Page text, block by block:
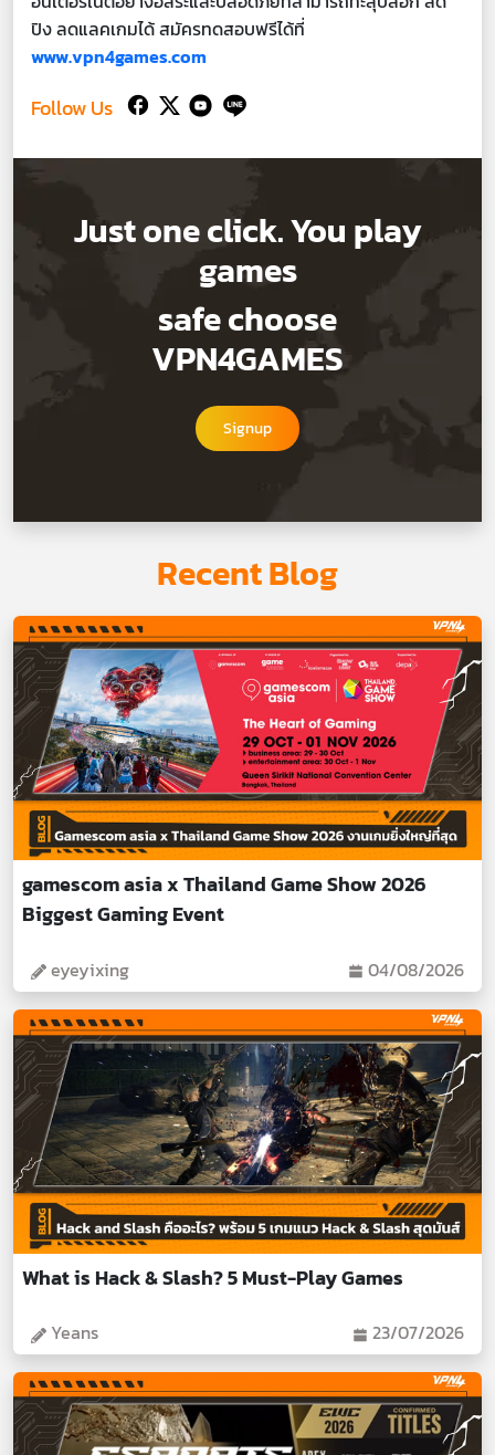
ปิง ลดแลคเกมได้ สมัครทดสอบฟรีได้ที่
www.vpn4games.com
Follow Us
Just one click. You play
games
safe choose
VPN4GAMES
Signup
Recent Blog
gamescom asia x Thailand Game Show 2026
Biggest Gaming Event
eyeyixing 04/08/2026
What is Hack & Slash? 5 Must-Play Games
Yeans 23/07/2026